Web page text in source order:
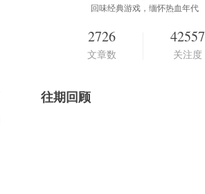
回味经典游戏，缅怀热血年代
2726
文章数
42557
关注度
往期回顾